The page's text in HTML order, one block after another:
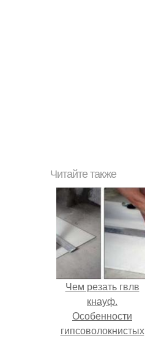
Читайте также
Чем резать гвлв
кнауф.
Особенности
гипсоволокнистых